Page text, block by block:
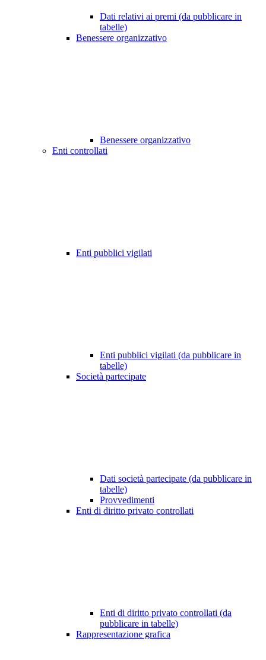
Dati relativi ai premi (da pubblicare in
tabelle)
Benessere organizzativo
Benessere organizzativo
Enti controllati
Enti pubblici vigilati
Enti pubblici vigilati (da pubblicare in
tabelle)
Società partecipate
Dati società partecipate (da pubblicare in
tabelle)
Provvedimenti
Enti di diritto privato controllati
Enti di diritto privato controllati (da
pubblicare in tabelle)
Rappresentazione grafica